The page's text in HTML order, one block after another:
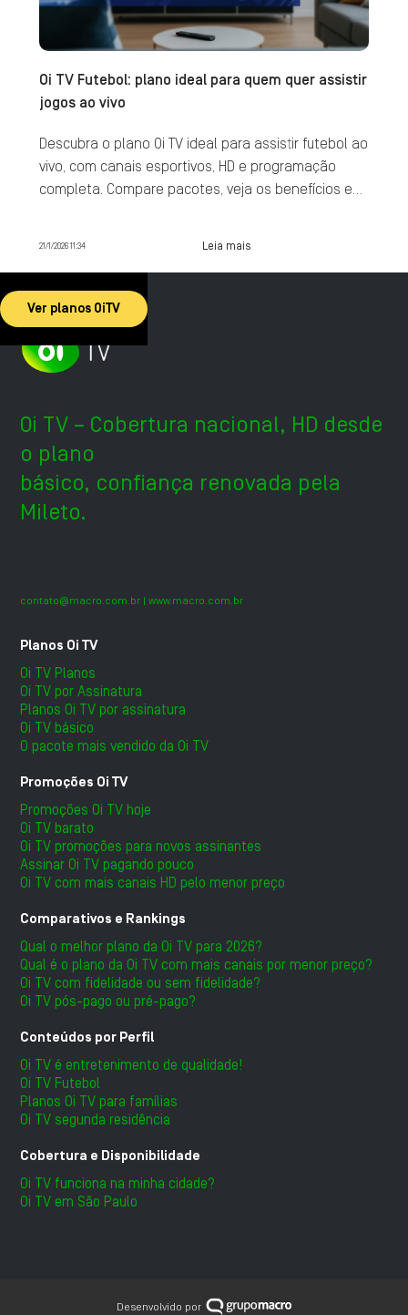
Oi TV Futebol: plano ideal para quem quer assistir
jogos ao vivo
Descubra o plano Oi TV ideal para assistir futebol ao
vivo, com canais esportivos, HD e programação
completa. Compare pacotes, veja os benefícios e
21/1/2026 11:34 Leia mais
Ver planos OiTV
Oi TV – Cobertura nacional, HD desde
o plano
básico, confiança renovada pela
Mileto.
contato@macro.com.br | www.macro.com.br
Planos Oi TV
Oi TV Planos
Oi TV por Assinatura
Planos Oi TV por assinatura
Oi TV básico
O pacote mais vendido da Oi TV
Promoções Oi TV
Promoções Oi TV hoje
Oi TV barato
Oi TV promoções para novos assinantes
Assinar Oi TV pagando pouco
Oi TV com mais canais HD pelo menor preço
Comparativos e Rankings
Qual o melhor plano da Oi TV para 2026?
Qual é o plano da Oi TV com mais canais por menor preço?
Oi TV com fidelidade ou sem fidelidade?
Oi TV pós-pago ou pré-pago?
Conteúdos por Perfil
Oi TV é entretenimento de qualidade!
Oi TV Futebol
Planos Oi TV para famílias
Oi TV segunda residência
Cobertura e Disponibilidade
Oi TV funciona na minha cidade?
Oi TV em São Paulo
Desenvolvido por